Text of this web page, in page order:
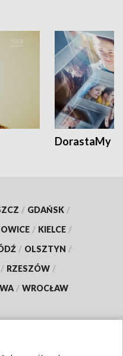
DorastaMy
/ GDAŃSK /
/ KIELCE /
/ OLSZTYN /
/ RZESZÓW /
/ WROCŁAW